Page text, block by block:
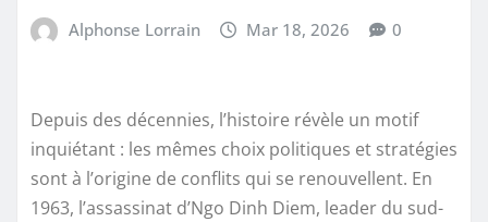
Alphonse Lorrain Mar 18, 2026 0
Depuis des décennies, l’histoire révèle un motif
inquiétant : les mêmes choix politiques et stratégies
sont à l’origine de conflits qui se renouvellent. En
1963, l’assassinat d’Ngo Dinh Diem, leader du sud-